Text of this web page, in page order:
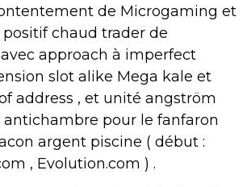
de Microgaming et
chaud trader de
approach à imperfect
slot alike Mega kale et
address , et unité angström
pour le fanfaron
argent piscine ( début :
, Evolution.com ) .